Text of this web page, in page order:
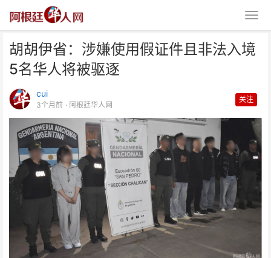
胡胡伊省：涉嫌使用假证件且非法入境
5名华人将被驱逐
cui
3个月前 · 阿根廷华人网
关注
胡胡伊省：涉嫌使用假证件且非法
入境 5名华人将被驱逐